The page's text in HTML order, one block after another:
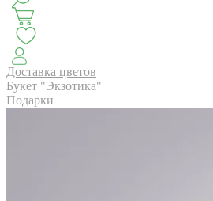
Доставка цветов
Букет "Экзотика"
Подарки